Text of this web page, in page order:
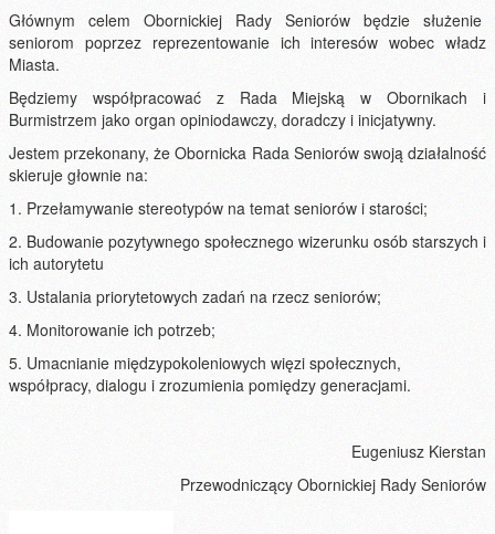
Głównym celem Obornickiej Rady Seniorów będzie służenie
seniorom poprzez reprezentowanie ich interesów wobec władz
Miasta.
Będziemy współpracować z Rada Miejską w Obornikach i
Burmistrzem jako organ opiniodawczy, doradczy i inicjatywny.
Jestem przekonany, że Obornicka Rada Seniorów swoją działalność
skieruje głownie na:
1. Przełamywanie stereotypów na temat seniorów i starości;
2. Budowanie pozytywnego społecznego wizerunku osób starszych i
ich autorytetu
3. Ustalania priorytetowych zadań na rzecz seniorów;
4. Monitorowanie ich potrzeb;
5. Umacnianie międzypokoleniowych więzi społecznych,
współpracy, dialogu i zrozumienia pomiędzy generacjami.
Eugeniusz Kierstan
Przewodniczący Obornickiej Rady Seniorów